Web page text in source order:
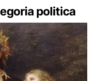
politica